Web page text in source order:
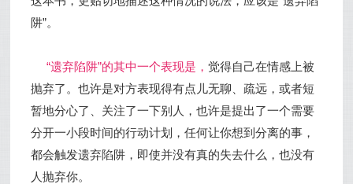
阱”。
“遗弃陷阱”的其中一个表现是，觉得自己在情感上被
抛弃了。也许是对方表现得有点儿无聊、疏远，或者短
暂地分心了、关注了一下别人，也许是提出了一个需要
分开一小段时间的行动计划，任何让你想到分离的事，
都会触发遗弃陷阱，即使并没有真的失去什么，也没有
人抛弃你。